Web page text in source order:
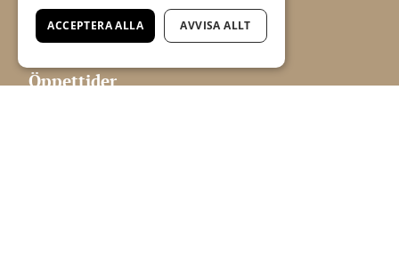
aif@timmelemaleri.se
Öppettider
ACCEPTERA ALLA AVVISA ALLT